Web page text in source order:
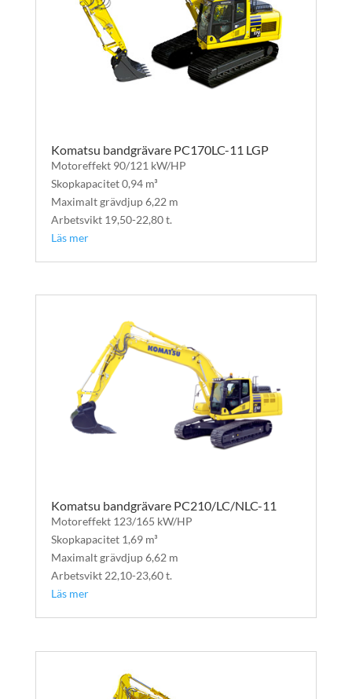
Komatsu bandgrävare PC170LC-11 LGP
Motoreffekt 90/121 kW/HP
Skopkapacitet 0,94 m³
Maximalt grävdjup 6,22 m
Arbetsvikt 19,50-22,80 t.
Läs mer
Komatsu bandgrävare PC210/LC/NLC-11
Motoreffekt 123/165 kW/HP
Skopkapacitet 1,69 m³
Maximalt grävdjup 6,62 m
Arbetsvikt 22,10-23,60 t.
Läs mer